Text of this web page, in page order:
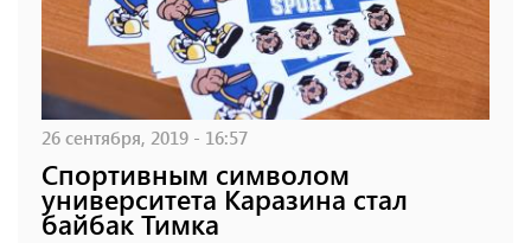
26 сентября, 2019 - 16:57
Спортивным символом
университета Каразина стал
байбак Тимка